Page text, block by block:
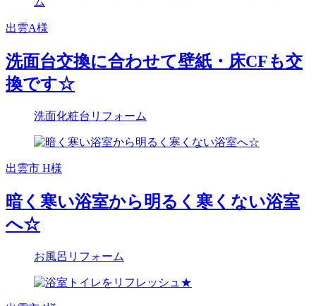
出雲A様
洗面台交換に合わせて壁紙・床CFも交
換です☆
洗面化粧台リフォーム
出雲市 H様
暗く寒い浴室から明るく寒くない浴室
へ☆
お風呂リフォーム